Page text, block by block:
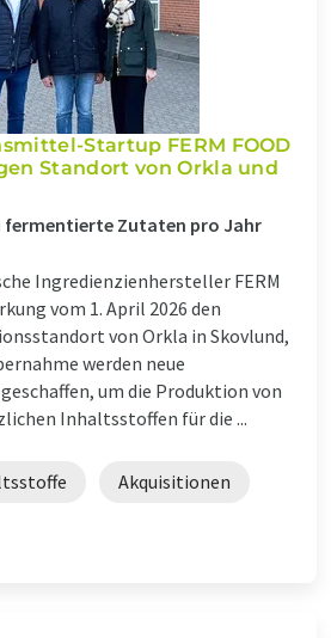
Startup FERM FOOD
Standort von Orkla und
fermentierte Zutaten pro Jahr
Ingredienzienhersteller FERM
vom 1. April 2026 den
von Orkla in Skovlund,
werden neue
um die Produktion von
Inhaltsstoffen für die ...
Akquisitionen